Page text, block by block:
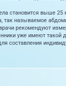
выше 25
так называемое
рекомендуют
уже имеют такой
составления